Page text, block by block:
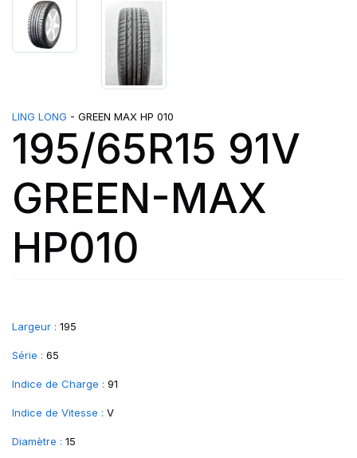
LING LONG - GREEN MAX HP 010
195/65R15 91V
GREEN-MAX
HP010
Largeur : 195
Série : 65
Indice de Charge : 91
Indice de Vitesse : V
Diamètre : 15